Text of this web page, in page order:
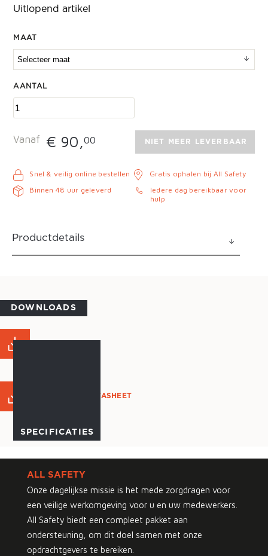
Uitlopend artikel
MAAT
AANTAL
Vanaf € 90,00 NIET MEER LEVERBAAR
Snel & veilig online bestellen
Binnen 48 uur geleverd
Gratis ophalen bij All Safety
Iedere dag bereikbaar voor
hulp
Productdetails
DOWNLOADS
PRODUCT DATASHEET
SPECIFICATIES
ALL SAFETY
Onze dagelijkse missie is het mede zorgdragen voor
een veilige werkomgeving voor u en uw medewerkers.
All Safety biedt een compleet pakket aan
ondersteuning, om dit doel samen met onze
opdrachtgevers te bereiken.